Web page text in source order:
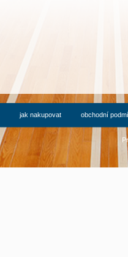
jak nakupovat obchodní